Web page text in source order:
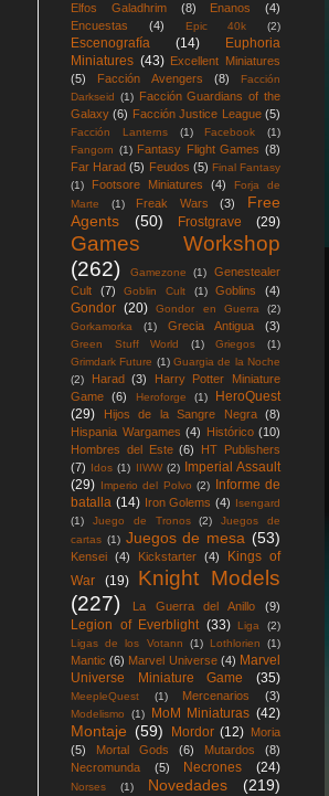
Elfos Galadhrim (8) Enanos
(4)
Encuestas
(4) Epic 40k (2)
Escenografía (14)
Euphoria
Miniatures (43) Excellent Miniatures
(5)
Facción Avengers (8)
Facción
Darkseid (1) Facción Guardians of the
Galaxy (6) Facción Justice League (5)
Facción Lanterns (1) Facebook
(1)
Fangorn (1) Fantasy Flight Games (8)
Far Harad (5) Feudos (5) Final Fantasy
(1)
Footsore Miniatures (4)
Forja de
Marte
(1) Freak Wars (3)
Free
Agents
(50) Frostgrave (29)
Games Workshop
(262)
Gamezone (1)
Genestealer
Cult
(7) Goblin Cult (1) Goblins (4)
Gondor (20) Gondor en Guerra
(2)
Gorkamorka
(1) Grecia Antigua (3)
Green Stuff World (1) Griegos
(1)
Grimdark Future (1) Guargia de la Noche
(2)
Harad (3)
Harry Potter Miniature
Game
(6) Heroforge (1)
HeroQuest
(29)
Hijos de la Sangre Negra
(8)
Hispania Wargames (4) Histórico (10)
Hombres del Este (6)
HT Publishers
(7) Idos (1) IIWW (2)
Imperial Assault
(29) Imperio del Polvo (2)
Informe de
batalla (14) Iron Golems (4) Isengard
(1)
Juego de Tronos (2)
Juegos de
cartas (1) Juegos de mesa (53)
Kensei (4) Kickstarter (4)
Kings of
War
(19)
Knight Models
(227)
La Guerra del Anillo (9)
Legion of Everblight (33) Liga
(2)
Ligas de los Votann
(1) Lothlorien (1)
Mantic (6) Marvel Universe (4) Marvel
Universe Miniature Game
(35)
MeepleQuest (1) Mercenarios (3)
Modelismo (1) MoM Miniaturas (42)
Montaje (59) Mordor (12) Moria
(5)
Mortal Gods (6) Mutardos
(8)
Necromunda
(5) Necrones (24)
Norses (1) Novedades (219)